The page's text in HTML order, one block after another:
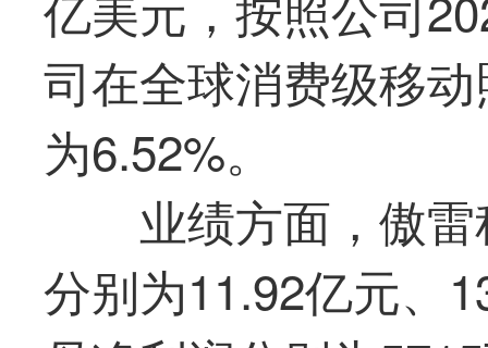
司在全球消费级移
为6.52%。
业绩方面，傲
分别为11.92亿元、